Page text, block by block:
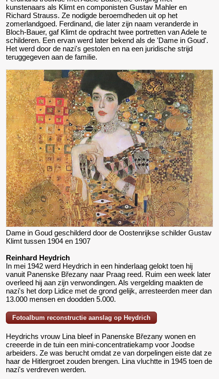
kunstenaars als Klimt en componisten Gustav Mahler en
Richard Strauss. Ze nodigde beroemdheden uit op het
zomerlandgoed. Ferdinand, die later zijn naam veranderde in
Bloch-Bauer, gaf Klimt de opdracht twee portretten van Adele te
schilderen. Een ervan werd later bekend als de 'Dame in Goud'.
Het werd door de nazi's gestolen en na een juridische strijd
teruggegeven aan de familie.
Dame in Goud geschilderd door de Oostenrijkse schilder Gustav
Klimt tussen 1904 en 1907
Reinhard Heydrich
In mei 1942 werd Heydrich in een hinderlaag gelokt toen hij
vanuit Panenske Březany naar Praag reed. Ruim een week later
overleed hij aan zijn verwondingen. Als vergelding maakten de
nazi's het dorp Lidice met de grond gelijk, arresteerden meer dan
13.000 mensen en doodden 5.000.
Fotoalbum reconstructie aanslag op Heydrich
Heydrichs vrouw Lina bleef in Panenske Březany wonen en
creeerde in de tuin een mini-concentratiekamp voor Joodse
arbeiders. Ze was berucht omdat ze van dorpelingen eiste dat ze
haar de Hitlergroet zouden brengen. Lina vluchtte in 1945 toen de
nazi's verdreven werden.